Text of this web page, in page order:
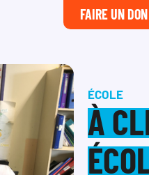
FAIRE UN DON
ÉCOLE
À